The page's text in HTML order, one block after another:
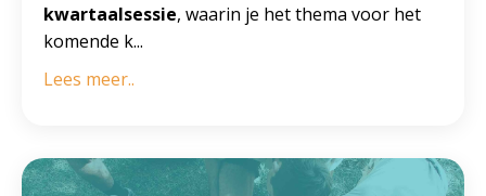
kwartaalsessie, waarin je het thema voor het
komende k...
Lees meer..